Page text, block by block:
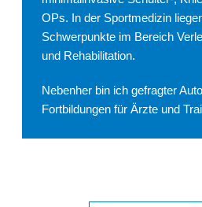
OPs. In der Sportmedizin
Schwerpunkte im Bereich
und Rehabilitation.
Nebenher bin ich gefragter
Fortbildungen für Ärzte und